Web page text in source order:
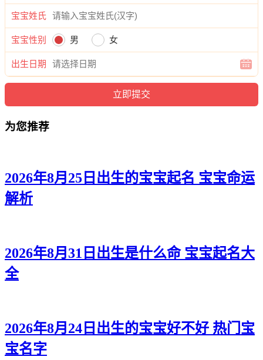
卓翔、庚唯、俊逸、宽奕、姗海、洺琛、瑾博、迅颖、寅黛、
浩海、晨紫、曜茹、汉梦、颍蒙、彦泽、怡唯、启浩、博彦、
世瑾、曜宗、曜浩、南正、茹锦、颜曜、岸绍、廷曜、迪海、
肖恺、翰俊、博道、海诺、博嫣、璐冬、尊唯、旻宗、凯浩、
俊石、寅桦、郎颜、曜辰、霆峰。
宝宝姓氏
宝宝性别 男 女
出生日期
为您推荐
2026年8月25日出生的宝宝起名 宝宝命运
解析
2026年8月31日出生是什么命 宝宝起名大
全
2026年8月24日出生的宝宝好不好 热门宝
宝名字